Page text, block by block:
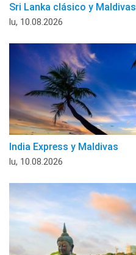
Sri Lanka clásico y Maldivas
lu, 10.08.2026
India Express y Maldivas
lu, 10.08.2026